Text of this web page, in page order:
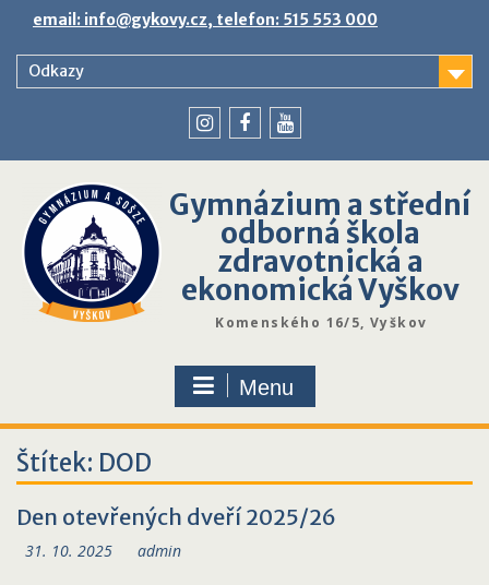
content
email: info@gykovy.cz, telefon: 515 553 000
Odkazy
Gymnázium a střední
odborná škola
zdravotnická a
ekonomická Vyškov
Komenského 16/5, Vyškov
Menu
Štítek: DOD
Den otevřených dveří 2025/26
31. 10. 2025 admin